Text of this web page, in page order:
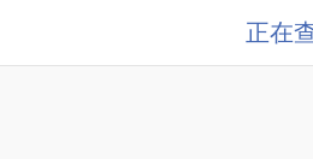
正在